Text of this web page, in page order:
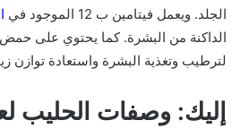
الجلد. ويعمل فيتامين ب 12 الموجود في
الداكنة من البشرة. كما يحتوي على حمض
لترطيب وتغذية البشرة واستعادة توازن
إليك: وصفات الحليب